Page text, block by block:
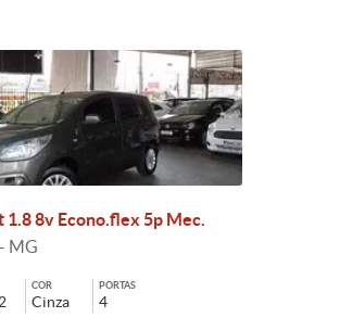
1.8 8v Econo.flex 5p Mec.
MG
COR
Cinza
PORTAS
4